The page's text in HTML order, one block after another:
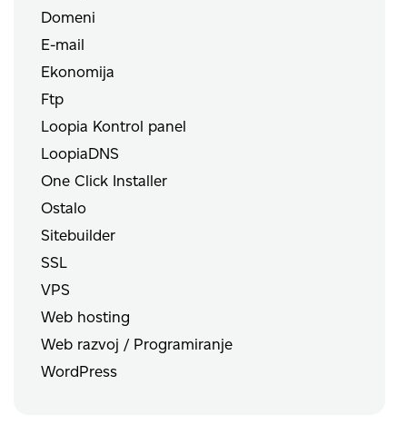
Domeni
E-mail
Ekonomija
Ftp
Loopia Kontrol panel
LoopiaDNS
One Click Installer
Ostalo
Sitebuilder
SSL
VPS
Web hosting
Web razvoj / Programiranje
WordPress